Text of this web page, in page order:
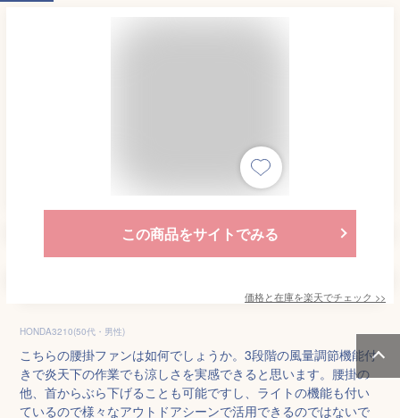
この商品をサイトでみる
価格と在庫を楽天でチェック >>
HONDA3210(50代・男性)
こちらの腰掛ファンは如何でしょうか。3段階の風量調節機能付
きで炎天下の作業でも涼しさを実感できると思います。腰掛の
他、首からぶら下げることも可能ですし、ライトの機能も付い
ているので様々なアウトドアシーンで活用できるのではないで